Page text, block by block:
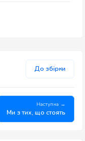
До збірки
Наступна →
Ми з тих, що стоять